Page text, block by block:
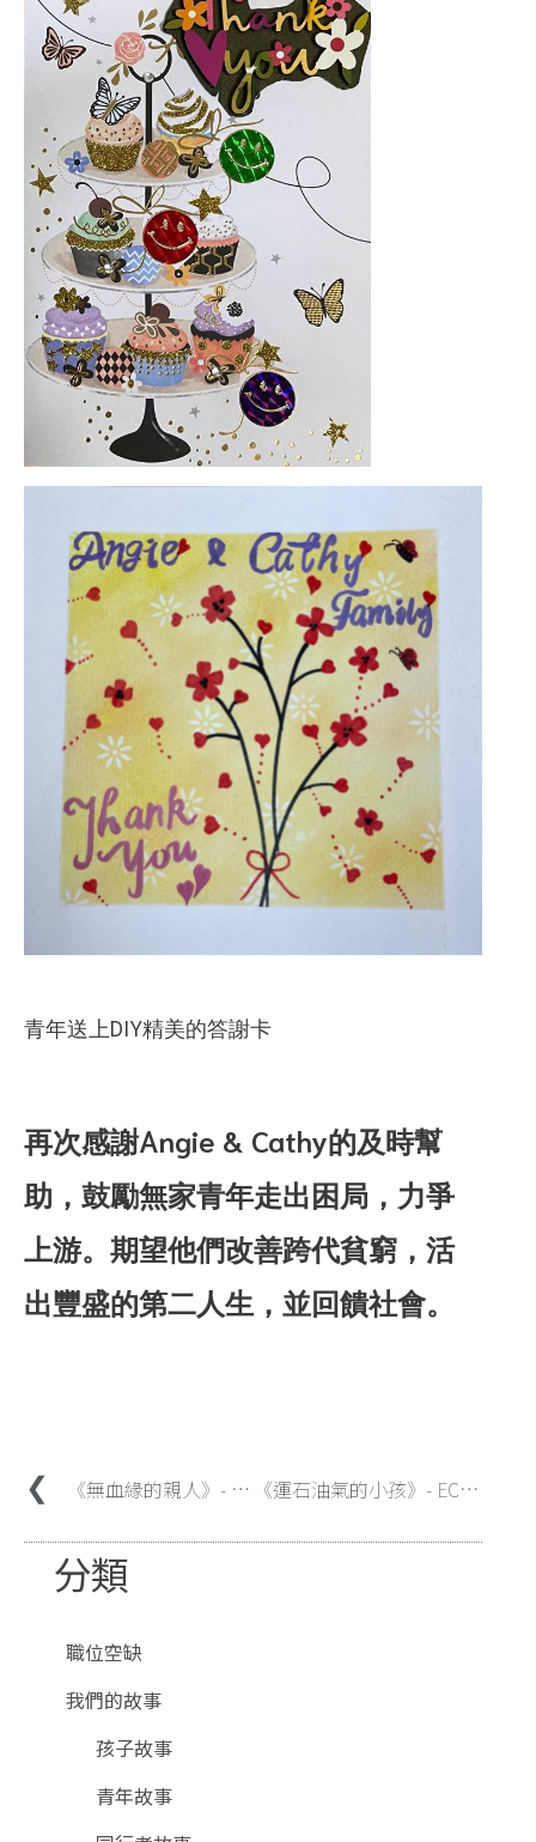
青年送上DIY精美的答謝卡
再次感謝Angie & Cathy的及時幫
助，鼓勵無家青年走出困局，力爭
上游。期望他們改善跨代貧窮，活
出豐盛的第二人生，並回饋社會。
《運石油氣的小孩》- ECH院友文德
《無血緣的親人》- Joanne姐姐
分類
職位空缺
我們的故事
孩子故事
青年故事